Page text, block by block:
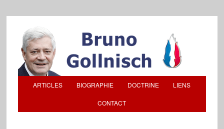
ARTICLES BIOGRAPHIE DOCTRINE LIENS
CONTACT